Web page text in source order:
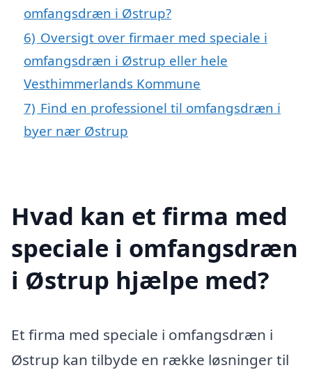
omfangsdræn i Østrup?
6) Oversigt over firmaer med speciale i
omfangsdræn i Østrup eller hele
Vesthimmerlands Kommune
7) Find en professionel til omfangsdræn i
byer nær Østrup
Hvad kan et firma med
speciale i omfangsdræn
i Østrup hjælpe med?
Et firma med speciale i omfangsdræn i
Østrup kan tilbyde en række løsninger til